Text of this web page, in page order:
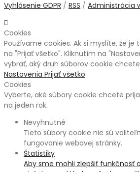
Vyhlásenie GDPR / RSS / Administrácia
Cookies
Používame cookies. Ak si myslíte, že je
na "Prijať všetko". Kliknutím na
vybrať, aký druh súborov cookie
Nastavenia Prijať všetko
Cookies
Vyberte, aké súbory cookie chcete
na jeden rok.
Nevyhnutné
Tieto súbory cookie nie sú
fungovanie webovej stránky.
Štatistiky
Aby sme mohli zlepšiť funkčnosť